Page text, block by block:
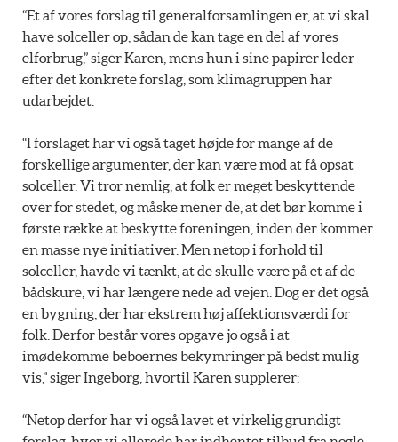
“Et af vores forslag til generalforsamlingen er, at vi skal
have solceller op, sådan de kan tage en del af vores
elforbrug,” siger Karen, mens hun i sine papirer leder
efter det konkrete forslag, som klimagruppen har
udarbejdet.
“I forslaget har vi også taget højde for mange af de
forskellige argumenter, der kan være mod at få opsat
solceller. Vi tror nemlig, at folk er meget beskyttende
over for stedet, og måske mener de, at det bør komme i
første række at beskytte foreningen, inden der kommer
en masse nye initiativer. Men netop i forhold til
solceller, havde vi tænkt, at de skulle være på et af de
bådskure, vi har længere nede ad vejen. Dog er det også
en bygning, der har ekstrem høj affektionsværdi for
folk. Derfor består vores opgave jo også i at
imødekomme beboernes bekymringer på bedst mulig
vis,” siger Ingeborg, hvortil Karen supplerer:
“Netop derfor har vi også lavet et virkelig grundigt